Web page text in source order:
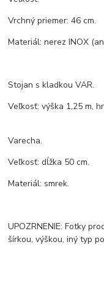
Vrchný priemer: 46 cm.
Materiál: nerez INOX
Stojan s kladkou VAR.
Veľkosť: výška 1,25 m,
Varecha.
Veľkosť: dĺžka 50 cm.
Materiál: smrek.
UPOZRNENIE: Fotky
šírkou, výškou, iný typ